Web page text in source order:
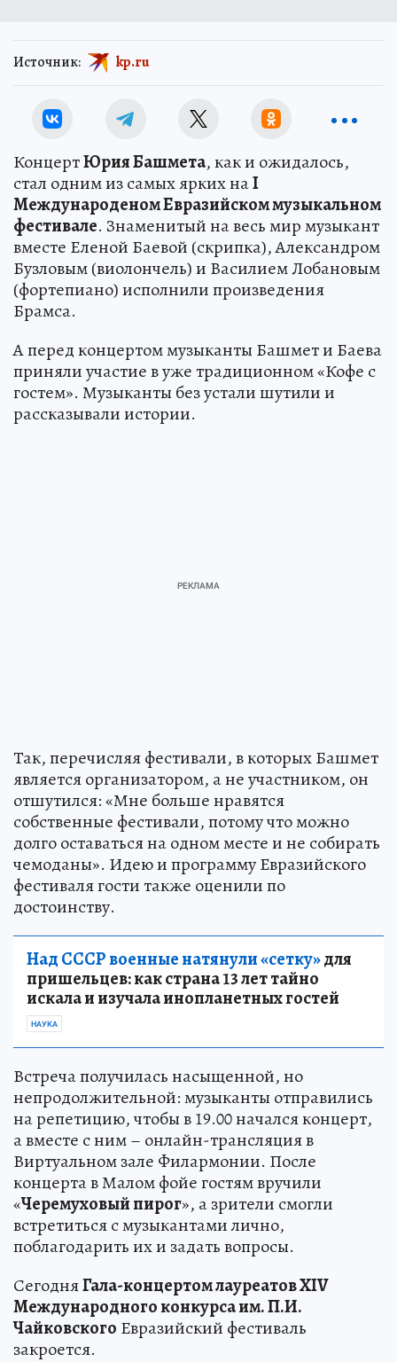
Источник: kp.ru
КонцертЮрия Башмета, как и ожидалось,
стал одним из самых ярких наI
Международеном Евразийском музыкальном
фестивале. Знаменитый на весь мир музыкант
вместе Еленой Баевой (скрипка), Александром
Бузловым (виолончель) и Василием Лобановым
(фортепиано) исполнили произведения
Брамса.
А перед концертом музыканты Башмет и Баева
приняли участие в уже традиционном «Кофе с
гостем». Музыканты без устали шутили и
рассказывали истории.
Так, перечисляя фестивали, в которых Башмет
является организатором, а не участником, он
отшутился: «Мне больше нравятся
собственные фестивали, потому что можно
долго оставаться на одном месте и не собирать
чемоданы». Идею и программу Евразийского
фестиваля гости также оценили по
достоинству.
Над СССР военные натянули «сетку»для
пришельцев: как страна 13 лет тайно
искала и изучала инопланетных гостей
НАУКА
Встреча получилась насыщенной, но
непродолжительной: музыканты отправились
на репетицию, чтобы в 19.00 начался концерт,
а вместе с ним – онлайн-трансляция в
Виртуальном зале Филармонии. После
концерта в Малом фойе гостям вручили
«Черемуховый пирог», а зрители смогли
встретиться с музыкантами лично,
поблагодарить их и задать вопросы.
СегодняГала-концертом лауреатов XIV
Международного конкурса им. П.И.
Чайковского Евразийский фестиваль
закроется.